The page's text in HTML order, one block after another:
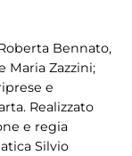
Bennato,
Maria Zazzini;
e
Realizzato
e regia
Silvio